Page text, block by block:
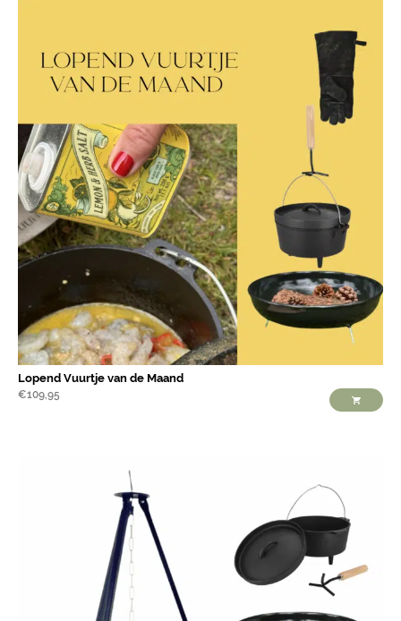
Lopend Vuurtje van de Maand
€109,95